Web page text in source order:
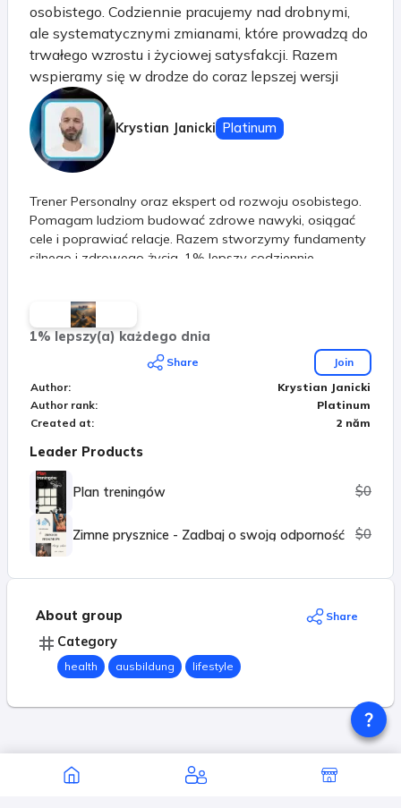
osobistego. Codziennie pracujemy nad drobnymi,
ale systematycznymi zmianami, które prowadzą do
trwałego wzrostu i życiowej satysfakcji. Razem
wspieramy się w drodze do coraz lepszej wersji
siebie! Systematyczność to jest nasz klucz do
sukcesu. Nie ważne jakie tępo obierzesz. Ważne, że
kierujesz się do przodu. Razem przejdziemy przez
etapy w naszym życiu. Już nie jesteś sama / sam!
Krystian Janicki Platinum
Trener Personalny oraz ekspert od rozwoju osobistego.
Pomagam ludziom budować zdrowe nawyki, osiągać
cele i poprawiać relacje. Razem stworzymy fundamenty
silnego i zdrowego życia. 1% lepszy codziennie
1% lepszy(a) każdego dnia
Share
Join
Author:
Krystian Janicki
Author rank:
Platinum
Created at: 2 năm
Leader Products
Plan treningów $0
Zimne prysznice - Zadbaj o swoją odporność $0
About group Share
Category
health ausbildung lifestyle